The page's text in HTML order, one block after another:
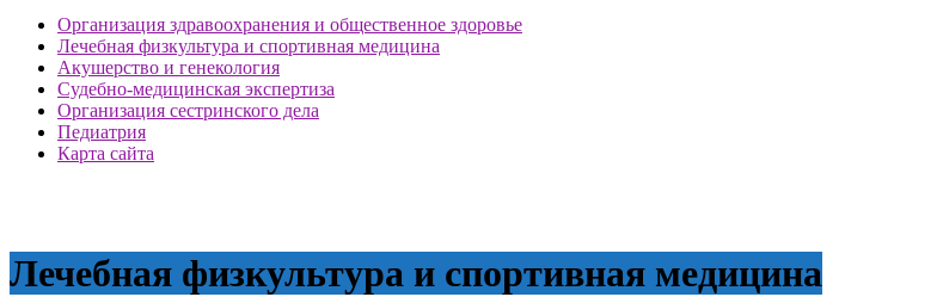
Организация здравоохранения и общественное здоровье
Лечебная физкультура и спортивная медицина
Акушерство и генекология
Судебно-медицинская экспертиза
Организация сестринского дела
Педиатрия
Карта сайта
Лечебная физкультура и спортивная медицина